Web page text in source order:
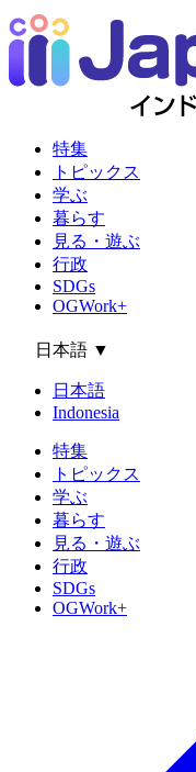
特集
トピックス
学ぶ
暮らす
見る・遊ぶ
行政
SDGs
OGWork+
日本語 ▼
日本語
Indonesia
特集
トピックス
学ぶ
暮らす
見る・遊ぶ
行政
SDGs
OGWork+